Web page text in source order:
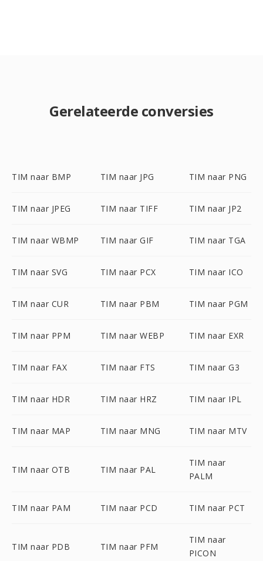
Gerelateerde conversies
TIM naar BMP TIM naar JPG TIM naar PNG
TIM naar JPEG TIM naar TIFF TIM naar JP2
TIM naar WBMP TIM naar GIF TIM naar TGA
TIM naar SVG TIM naar PCX TIM naar ICO
TIM naar CUR TIM naar PBM TIM naar PGM
TIM naar PPM TIM naar WEBP TIM naar EXR
TIM naar FAX TIM naar FTS TIM naar G3
TIM naar HDR TIM naar HRZ TIM naar IPL
TIM naar MAP TIM naar MNG TIM naar MTV
TIM naar OTB TIM naar PAL
TIM naar
PALM
TIM naar PAM TIM naar PCD TIM naar PCT
TIM naar PDB TIM naar PFM
TIM naar
PICON